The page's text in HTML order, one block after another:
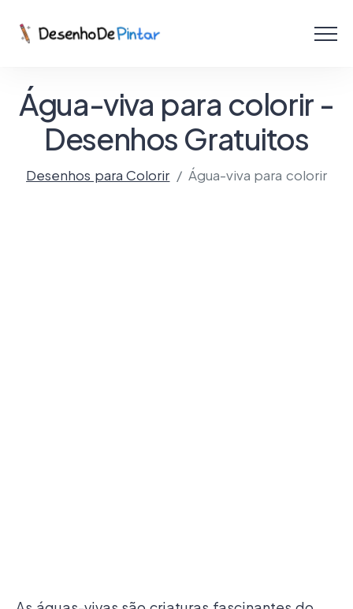
Coletâneas de Desenhos - PDF
Colorir Online
Criar com IA!
Água-viva para colorir -
Desenhos Gratuitos
Desenhos para Colorir Água-viva para colorir